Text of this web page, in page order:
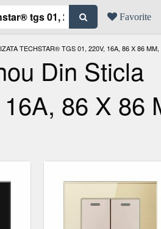
Favorite
TECHSTAR® TGS 01, 220V, 16A, 86 X 86
Din Sticla
86 X 86